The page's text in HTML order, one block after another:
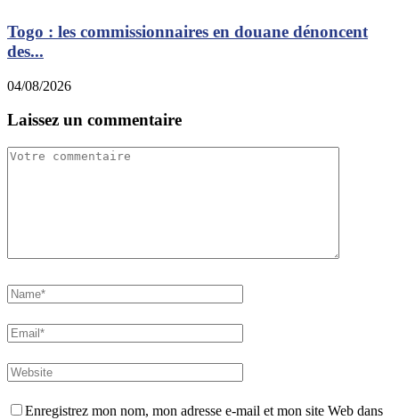
Togo : les commissionnaires en douane dénoncent
des...
04/08/2026
Laissez un commentaire
Enregistrez mon nom, mon adresse e-mail et mon site Web dans